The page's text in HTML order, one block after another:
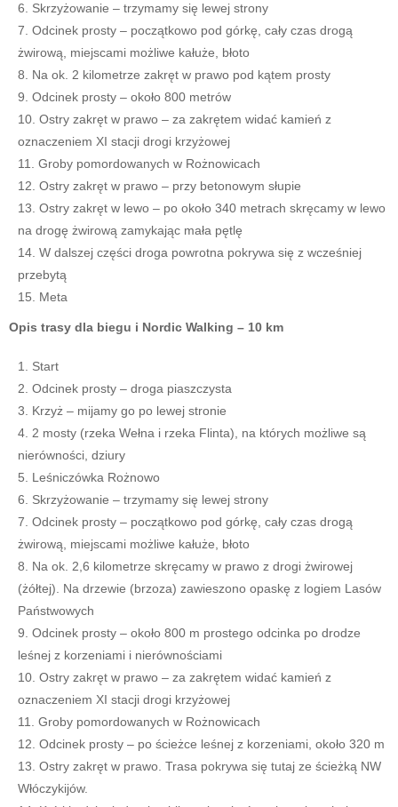
Skrzyżowanie – trzymamy się lewej strony
Odcinek prosty – początkowo pod górkę, cały czas drogą
żwirową, miejscami możliwe kałuże, błoto
Na ok. 2 kilometrze zakręt w prawo pod kątem prosty
Odcinek prosty – około 800 metrów
Ostry zakręt w prawo – za zakrętem widać kamień z
oznaczeniem XI stacji drogi krzyżowej
Groby pomordowanych w Rożnowicach
Ostry zakręt w prawo – przy betonowym słupie
Ostry zakręt w lewo – po około 340 metrach skręcamy w lewo
na drogę żwirową zamykając mała pętlę
W dalszej części droga powrotna pokrywa się z wcześniej
przebytą
Meta
Opis trasy dla biegu i Nordic Walking – 10 km
Start
Odcinek prosty – droga piaszczysta
Krzyż – mijamy go po lewej stronie
2 mosty (rzeka Wełna i rzeka Flinta), na których możliwe są
nierówności, dziury
Leśniczówka Rożnowo
Skrzyżowanie – trzymamy się lewej strony
Odcinek prosty – początkowo pod górkę, cały czas drogą
żwirową, miejscami możliwe kałuże, błoto
Na ok. 2,6 kilometrze skręcamy w prawo z drogi żwirowej
(żółtej). Na drzewie (brzoza) zawieszono opaskę z logiem Lasów
Państwowych
Odcinek prosty – około 800 m prostego odcinka po drodze
leśnej z korzeniami i nierównościami
Ostry zakręt w prawo – za zakrętem widać kamień z
oznaczeniem XI stacji drogi krzyżowej
Groby pomordowanych w Rożnowicach
Odcinek prosty – po ścieżce leśnej z korzeniami, około 320 m
Ostry zakręt w prawo. Trasa pokrywa się tutaj ze ścieżką NW
Włóczykijów.